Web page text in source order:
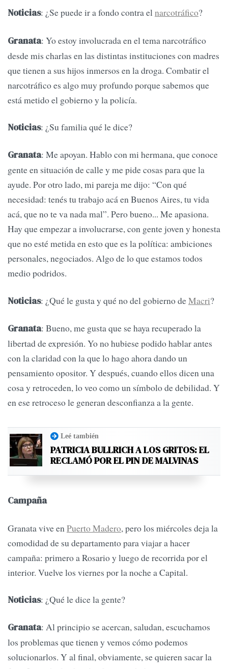
Noticias: ¿Se puede ir a fondo contra elnarcotráfico?
Granata: Yo estoy involucrada en el tema narcotráfico
desde mis charlas en las distintas instituciones con madres
que tienen a sus hijos inmersos en la droga. Combatir el
narcotráfico es algo muy profundo porque sabemos que
está metido el gobierno y la policía.
Noticias: ¿Su familia qué le dice?
Granata: Me apoyan. Hablo con mi hermana, que conoce
gente en situación de calle y me pide cosas para que la
ayude. Por otro lado, mi pareja me dijo: “Con qué
necesidad: tenés tu trabajo acá en Buenos Aires, tu vida
acá, que no te va nada mal”. Pero bueno... Me apasiona.
Hay que empezar a involucrarse, con gente joven y honesta
que no esté metida en esto que es la política: ambiciones
personales, negociados. Algo de lo que estamos todos
medio podridos.
Noticias: ¿Qué le gusta y qué no del gobierno deMacri?
Granata: Bueno, me gusta que se haya recuperado la
libertad de expresión. Yo no hubiese podido hablar antes
con la claridad con la que lo hago ahora dando un
pensamiento opositor. Y después, cuando ellos dicen una
cosa y retroceden, lo veo como un símbolo de debilidad. Y
en ese retroceso le generan desconfianza a la gente.
Leé también
PATRICIA BULLRICH A LOS GRITOS: EL
RECLAMÓ POR EL PIN DE MALVINAS
Campaña
Granata vive enPuerto Madero, pero los miércoles deja la
comodidad de su departamento para viajar a hacer
campaña: primero a Rosario y luego de recorrida por el
interior. Vuelve los viernes por la noche a Capital.
Noticias: ¿Qué le dice la gente?
Granata: Al principio se acercan, saludan, escuchamos
los problemas que tienen y vemos cómo podemos
solucionarlos. Y al final, obviamente, se quieren sacar la